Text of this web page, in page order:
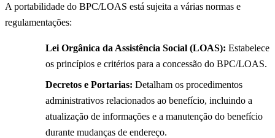
A portabilidade do BPC/LOAS está sujeita a várias normas e
regulamentações:
Lei Orgânica da Assistência Social (LOAS): Estabelece
os princípios e critérios para a concessão do BPC/LOAS.
Decretos e Portarias: Detalham os procedimentos
administrativos relacionados ao benefício, incluindo a
atualização de informações e a manutenção do benefício
durante mudanças de endereço.